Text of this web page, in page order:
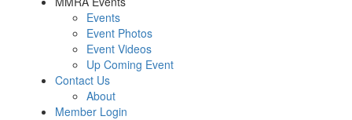
Events
Event Photos
Event Videos
Up Coming Event
Contact Us
About
Member Login